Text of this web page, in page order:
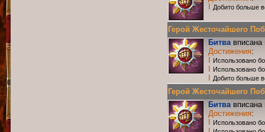
Добито больше
Герой Жесточайшего
Битвавписана
Достижения:
Использовано
Использовано
Добито больше
Герой Жесточайшего
Битвавписана
Достижения:
Использовано